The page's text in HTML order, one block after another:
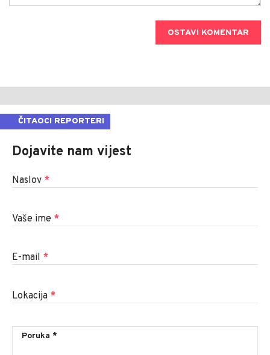
OSTAVI KOMENTAR
ČITAOCI REPORTERI
Dojavite nam vijest
Naslov *
Vaše ime *
E-mail *
Lokacija *